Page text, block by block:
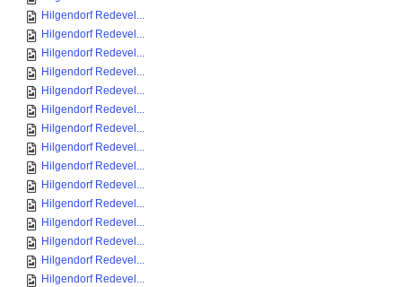
Hilgendorf Redevel...
Hilgendorf Redevel...
Hilgendorf Redevel...
Hilgendorf Redevel...
Hilgendorf Redevel...
Hilgendorf Redevel...
Hilgendorf Redevel...
Hilgendorf Redevel...
Hilgendorf Redevel...
Hilgendorf Redevel...
Hilgendorf Redevel...
Hilgendorf Redevel...
Hilgendorf Redevel...
Hilgendorf Redevel...
Hilgendorf Redevel...